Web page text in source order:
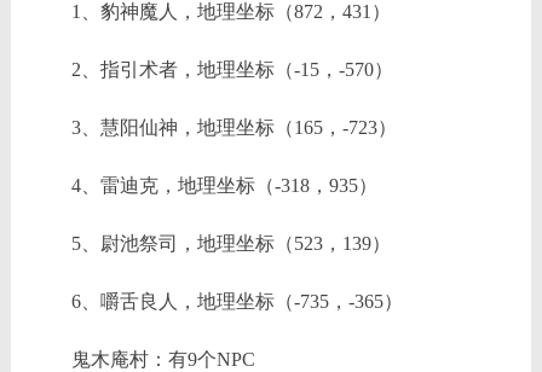
1、豹神魔人，地理坐标（872，431）
2、指引术者，地理坐标（-15，-570）
3、慧阳仙神，地理坐标（165，-723）
4、雷迪克，地理坐标（-318，935）
5、尉池祭司，地理坐标（523，139）
6、嚼舌良人，地理坐标（-735，-365）
鬼木庵村：有9个NPC